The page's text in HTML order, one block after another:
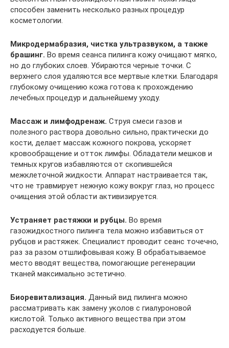
способен заменить несколько разных процедур
косметологии.
Микродермабразия, чистка ультразвуком, а также
брашинг. Во время сеанса пилинга кожу очищают мягко,
но до глубоких слоев. Убираются черные точки. С
верхнего слоя удаляются все мертвые клетки. Благодаря
глубокому очищению кожа готова к прохождению
лечебных процедур и дальнейшему уходу.
Массаж и лимфодренаж. Струя смеси газов и
полезного раствора довольно сильно, практически до
кости, делает массаж кожного покрова, ускоряет
кровообращение и отток лимфы. Обладатели мешков и
темных кругов избавляются от скопившейся
межклеточной жидкости. Аппарат настраивается так,
что не травмирует нежную кожу вокруг глаз, но процесс
очищения этой области активизируется.
Устраняет растяжки и рубцы. Во время
газожидкостного пилинга тела можно избавиться от
рубцов и растяжек. Специалист проводит сеанс точечно,
раз за разом отшлифовывая кожу. В обрабатываемое
место вводят вещества, помогающие регенерации
тканей максимально эстетично.
Биоревитализация. Данный вид пилинга можно
рассматривать как замену уколов с гиалуроновой
кислотой. Только активного вещества при этом
расходуется больше.